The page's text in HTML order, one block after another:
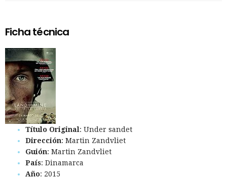
Ficha técnica
Título Original: Under sandet
Dirección: Martin Zandvliet
Guión: Martin Zandvliet
País: Dinamarca
Año: 2015